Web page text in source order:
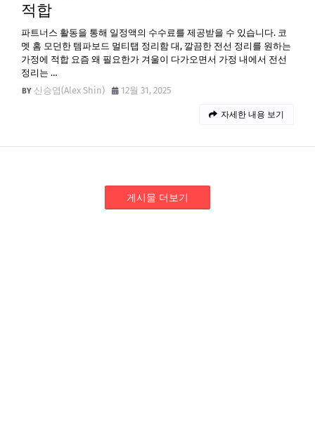
적합
파트너스 활동을 통해 일정액의 수수료를 제공받을 수 있습니다. 코
멧 홈 모던한 템파보드 멀티탭 정리함 대, 깔끔한 전선 정리를 원하는
가정에 적합 요즘 왜 필요한가 겨울이 다가오면서 가정 내에서 전선
정리는 …
신승엽(Alex Shin)
12월 31, 2025
자세한 내용 보기
게시물 더보기